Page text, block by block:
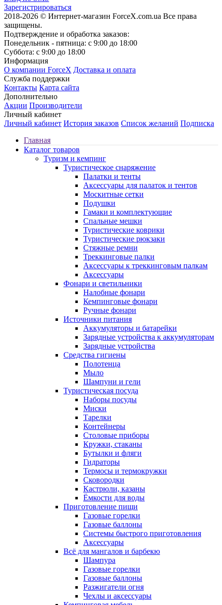
Зарегистрироваться
2018-2026 © Интернет-магазин ForceX.com.ua Все права
защищены.
Подтверждение и обработка заказов:
Понедельник - пятница: с 9:00 до 18:00
Суббота: с 9:00 до 18:00
Информация
О компании ForceX Доставка и оплата
Служба поддержки
Контакты Карта сайта
Дополнительно
Акции Производители
Личный кабинет
Личный кабинет История заказов Список желаний Подписка
Главная
Каталог товаров
Туризм и кемпинг
Туристическое снаряжение
Палатки и тенты
Аксессуары для палаток и тентов
Москитные сетки
Подушки
Гамаки и комплектующие
Спальные мешки
Туристические коврики
Туристические рюкзаки
Стяжные ремни
Треккинговые палки
Аксессуары к треккинговым палкам
Аксессуары
Фонари и светильники
Налобные фонари
Кемпинговые фонари
Ручные фонари
Источники питания
Аккумуляторы и батарейки
Зарядные устройства к аккумуляторам
Зарядные устройства
Средства гигиены
Полотенца
Мыло
Шампуни и гели
Туристическая посуда
Наборы посуды
Миски
Тарелки
Контейнеры
Столовые приборы
Кружки, стаканы
Бутылки и фляги
Гидраторы
Термосы и термокружки
Сковородки
Кастрюли, казаны
Ёмкости для воды
Приготовление пищи
Газовые горелки
Газовые баллоны
Системы быстрого приготовления
Аксессуары
Всё для мангалов и барбекю
Шампура
Газовые горелки
Газовые баллоны
Разжигатели огня
Чехлы и аксессуары